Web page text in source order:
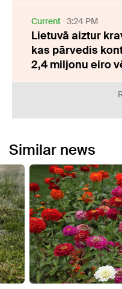
Current 3:24 PM
Lietuvā aiztur
kas pārvedis
2,4 miljonu eiro
Similar news